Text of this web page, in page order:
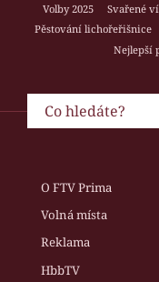
Volby 2025
Svařené
Pěstování lichořeřišnice
Nejlepší
O FTV Prima
Volná místa
Reklama
HbbTV